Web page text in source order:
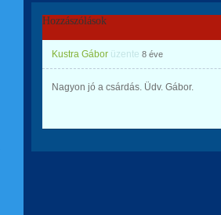
Hozzászólások
Kustra Gábor üzente 8 éve
Nagyon jó a csárdás. Üdv. Gábor.